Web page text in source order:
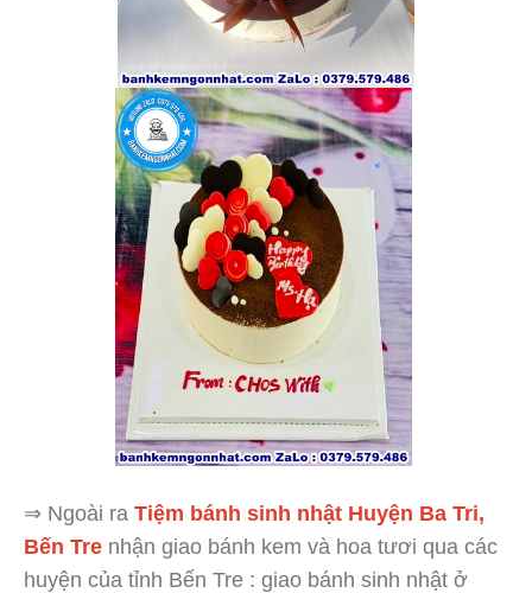
⇒ Ngoài ra Tiệm bánh sinh nhật Huyện Ba Tri,
Bến Tre nhận giao bánh kem và hoa tươi qua các
huyện của tỉnh Bến Tre : giao bánh sinh nhật ở